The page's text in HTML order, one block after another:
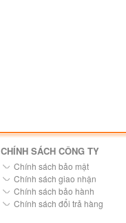
CHÍNH SÁCH CÔNG TY
Chính sách bảo mật
Chính sách giao nhận
Chính sách bảo hành
Chính sách đổi trả hàng